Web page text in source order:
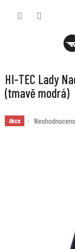
HI-TEC Lady
(tmavě modrá)
Akce
Průměrné
Neohodnoceno